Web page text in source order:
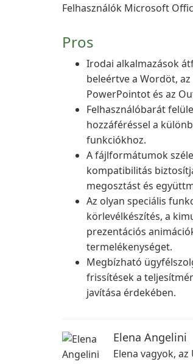
Felhasználók Microsoft
Pros
Irodai alkalmazások
beleértve a Wordöt, az
PowerPointot és az
Felhasználóbarát
hozzáféréssel a
funkciókhoz.
A fájlformátumok
kompatibilitás
megosztást és
Az olyan speciális
körlevélkészítés, a
prezentációs
termelékenységet.
Megbízható
frissítések a
javítása érdekében.
Elena Angelini
Elena vagyok,